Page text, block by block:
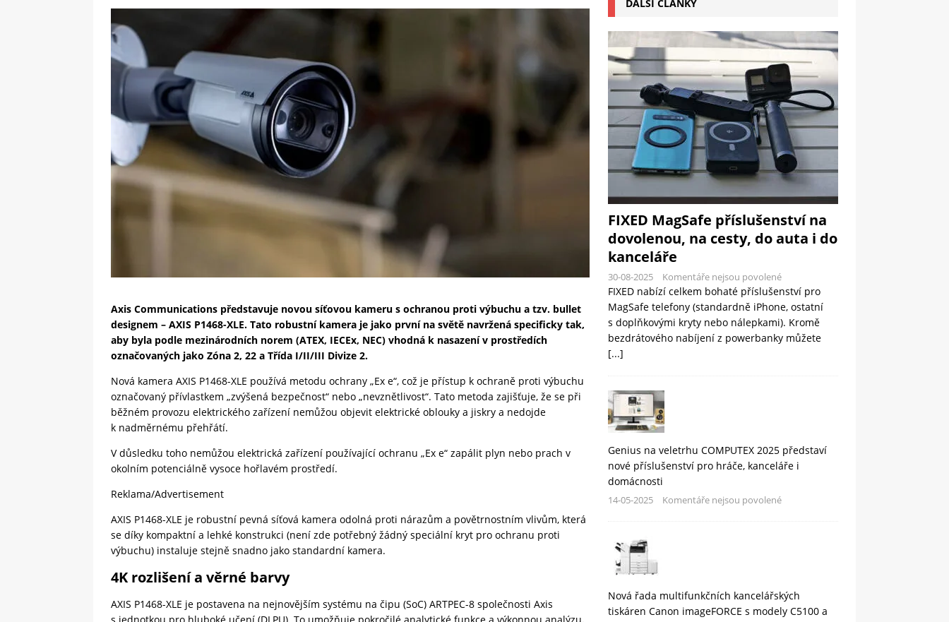
[ 06-05-2025 ]
Axis Communications představuje novou síťovou kameru s ochranou proti výbuchu a tzv. bullet
designem – AXIS P1468-XLE. Tato robustní kamera je jako první na světě navržená specificky tak,
aby byla podle mezinárodních norem (ATEX, IECEx, NEC) vhodná k nasazení v prostředích
označovaných jako Zóna 2, 22 a Třída I/II/III Divize 2.
Nová kamera AXIS P1468-XLE používá metodu ochrany „Ex e“, což je přístup k ochraně proti výbuchu
označovaný přívlastkem „zvýšená bezpečnost“ nebo „nevznětlivost“. Tato metoda zajišťuje, že se při
běžném provozu elektrického zařízení nemůžou objevit elektrické oblouky a jiskry a nedojde
k nadměrnému přehřátí.
V důsledku toho nemůžou elektrická zařízení používající ochranu „Ex e“ zapálit plyn nebo prach v
okolním potenciálně vysoce hořlavém prostředí.
Reklama/Advertisement
AXIS P1468-XLE je robustní pevná síťová kamera odolná proti nárazům a povětrnostním vlivům, která
se díky kompaktní a lehké konstrukci (není zde potřebný žádný speciální kryt pro ochranu proti
výbuchu) instaluje stejně snadno jako standardní kamera.
4K rozlišení a věrné barvy
AXIS P1468-XLE je postavena na nejnovějším systému na čipu (SoC) ARTPEC-8 společnosti Axis
DALŠÍ ČLÁNKY
FIXED MagSafe příslušenství na
dovolenou, na cesty, do auta i do
kanceláře
30-08-2025 Komentáře nejsou povolené
FIXED nabízí celkem bohaté příslušenství pro
MagSafe telefony (standardně iPhone, ostatní
s doplňkovými kryty nebo nálepkami). Kromě
bezdrátového nabíjení z powerbanky můžete
[...]
Genius na veletrhu COMPUTEX 2025 představí
nové příslušenství pro hráče, kanceláře i
domácnosti
14-05-2025 Komentáře nejsou povolené
Nová řada multifunkčních kancelářských
tiskáren Canon imageFORCE s modely C5100 a